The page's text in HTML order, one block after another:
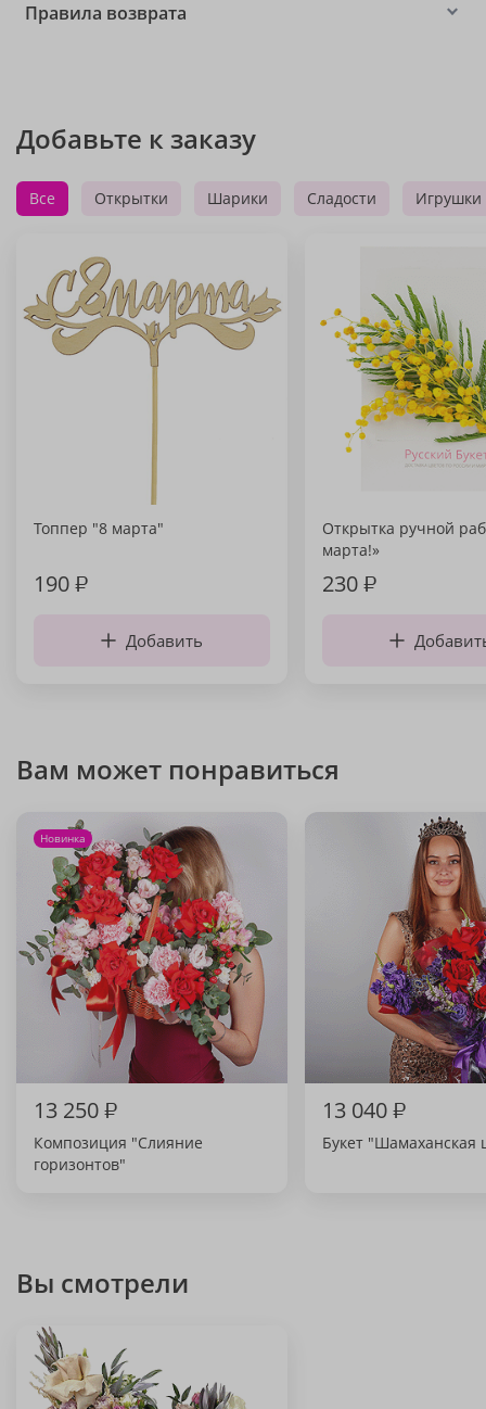
Правила возврата
Добавьте к заказу
Все Открытки Шарики Сладости Игрушки
Топпер "8 марта"
190₽
Добавить
Открытка ручной
марта!»
230₽
Вам может понравиться
Новинка
13 250₽
Композиция "Слияние
горизонтов"
13 040₽
Букет "Шамаханская
Вы смотрели